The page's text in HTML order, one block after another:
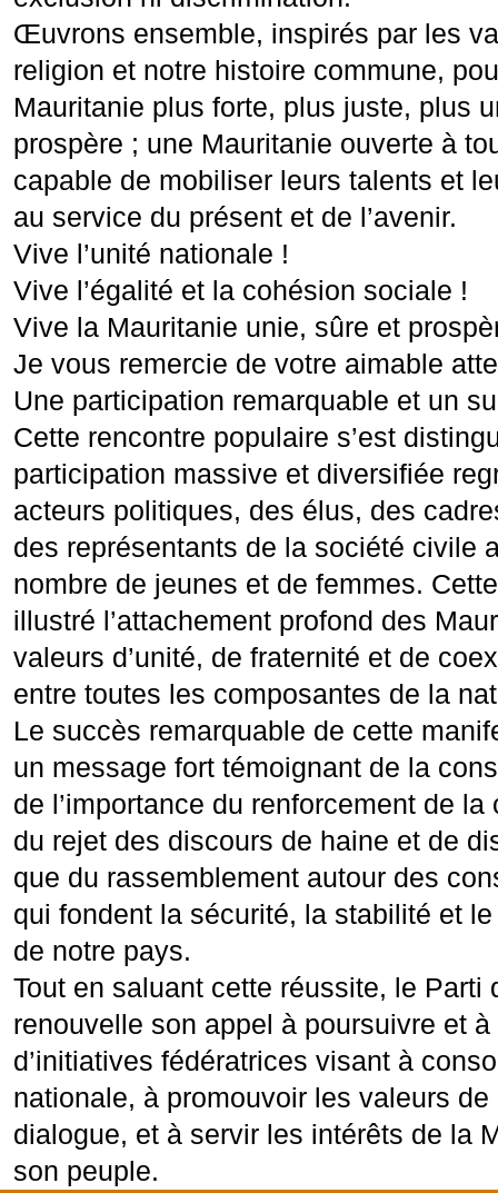
Œuvrons ensemble, inspirés par les
religion et notre histoire commune,
Mauritanie plus forte, plus juste, plus
prospère ; une Mauritanie ouverte à
capable de mobiliser leurs talents et
au service du présent et de l’avenir.
Vive l’unité nationale !
Vive l’égalité et la cohésion sociale !
Vive la Mauritanie unie, sûre et
Je vous remercie de votre aimable
Une participation remarquable et un
Cette rencontre populaire s’est
participation massive et diversifiée
acteurs politiques, des élus, des
des représentants de la société civile
nombre de jeunes et de femmes.
illustré l’attachement profond des
valeurs d’unité, de fraternité et de
entre toutes les composantes de la
Le succès remarquable de cette
un message fort témoignant de la
de l’importance du renforcement de
du rejet des discours de haine et de
que du rassemblement autour des
qui fondent la sécurité, la stabilité et
de notre pays.
Tout en saluant cette réussite, le Parti
renouvelle son appel à poursuivre et
d’initiatives fédératrices visant à
nationale, à promouvoir les valeurs
dialogue, et à servir les intérêts de la
son peuple.